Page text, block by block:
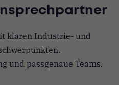
klaren Industrie- und
und passgenaue Teams.